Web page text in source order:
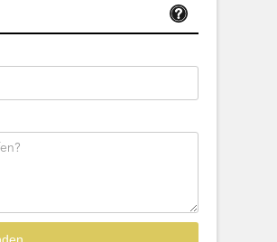
Bestseller
Sofort lieferbar